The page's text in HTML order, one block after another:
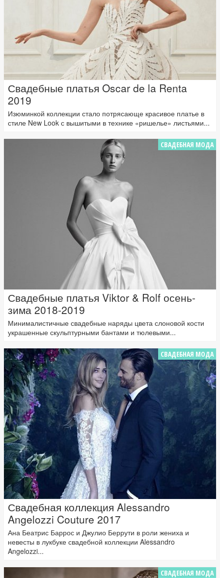
Свадебные платья Oscar de la Renta
2019
Изюминкой коллекции стало потрясающе красивое платье в
стиле New Look с вышитыми в технике «ришелье» листьями...
СВАДЕБНАЯ МОДА
Свадебные платья Viktor & Rolf осень-
зима 2018-2019
Минималистичные свадебные наряды цвета слоновой кости
украшенные скульптурными бантами и тюлевыми...
СВАДЕБНАЯ МОДА
Свадебная коллекция Alessandro
Angelozzi Couture 2017
Ана Беатрис Баррос и Джулио Беррути в роли жениха и
невесты в лукбуке свадебной коллекции Alessandro
Angelozzi...
СВАДЕБНАЯ МОДА